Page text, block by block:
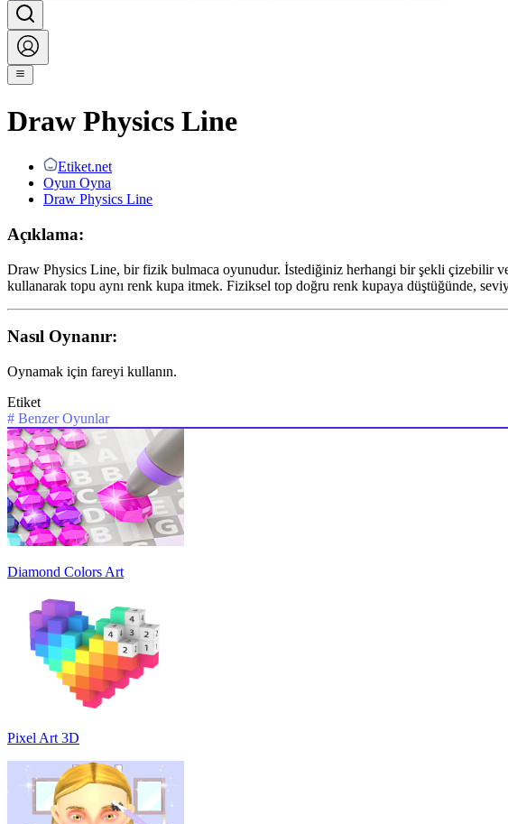
Draw Physics Line
Etiket.net
Oyun Oyna
Draw Physics Line
Açıklama:
Draw Physics Line, bir fizik bulmaca oyunudur. İstediğiniz herhangi bir şekli çizebilir
kullanarak topu aynı renk kupa itmek. Fiziksel top doğru renk kupaya düştüğünde,
Nasıl Oynanır:
Oynamak için fareyi kullanın.
Etiket
# Benzer Oyunlar
Diamond Colors Art
Pixel Art 3D